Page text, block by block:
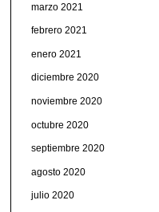
marzo 2021
febrero 2021
enero 2021
diciembre 2020
noviembre 2020
octubre 2020
septiembre 2020
agosto 2020
julio 2020